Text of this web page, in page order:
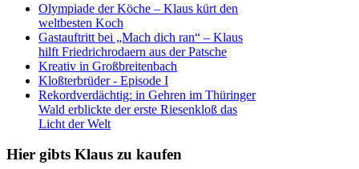
Olympiade der Köche – Klaus kürt den
weltbesten Koch
Gastauftritt bei „Mach dich ran“ – Klaus
hilft Friedrichrodaern aus der Patsche
Kreativ in Großbreitenbach
Kloßterbrüder - Episode I
Rekordverdächtig: in Gehren im Thüringer
Wald erblickte der erste Riesenkloß das
Licht der Welt
Hier gibts Klaus zu kaufen